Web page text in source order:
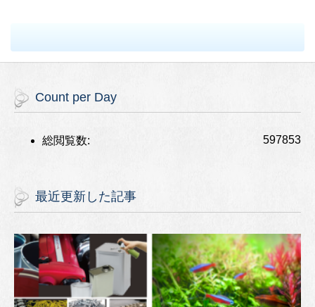
Count per Day
597853
総閲覧数:
最近更新した記事